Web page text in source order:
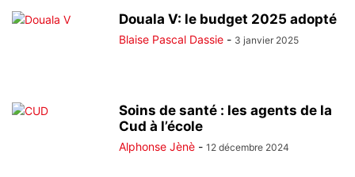
Douala V: le budget 2025 adopté
Blaise Pascal Dassie - 3 janvier 2025
Soins de santé : les agents de la
Cud à l’école
Alphonse Jènè - 12 décembre 2024